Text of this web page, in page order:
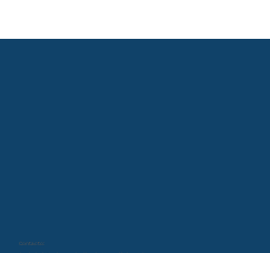
Contacto: